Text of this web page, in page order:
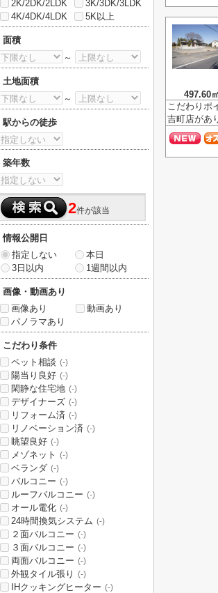
497.60
こだわりポ
吉町店があ
2K/2DK/2LDK
3K/3DK/3LDK
4K/4DK/4LDK
5K以上
面積
～
土地面積
～
駅からの徒歩
築年数
2件が該当
情報公開日
指定しない
本日
3日以内
1週間以内
画像・動画あり
画像あり
動画あり
パノラマあり
こだわり条件
ペット相談 (-)
陽当り良好 (-)
閑静な住宅地 (-)
デザイナーズ (-)
リフォーム済 (-)
リノベーション済 (-)
眺望良好 (-)
メゾネット (-)
ベランダ (-)
バルコニー (-)
ルーフバルコニー (-)
オール電化 (-)
24時間換気システム (-)
２面バルコニー (-)
３面バルコニー (-)
両面バルコニー (-)
外観タイル張り (-)
IHクッキングヒーター (-)